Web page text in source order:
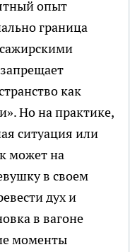
опыт
граница
как
Но на практике,
ситуация или
может на
в своем
дух и
в вагоне
моменты